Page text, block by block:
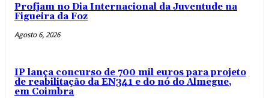
Profjam no Dia Internacional da Juventude na
Figueira da Foz
Agosto 6, 2026
IP lança concurso de 700 mil euros para projeto
de reabilitação da EN341 e do nó do Almegue,
em Coimbra